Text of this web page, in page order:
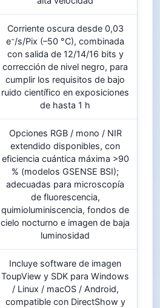
Corriente oscura desde 0,03
e⁻/s/Pix (–50 °C), combinada
con salida de 12/14/16 bits y
corrección de nivel negro, para
cumplir los requisitos de bajo
ruido científico en exposiciones
de hasta 1 h
Opciones RGB / mono / NIR
extendido disponibles, con
eficiencia cuántica máxima >90
% (modelos GSENSE BSI);
adecuadas para microscopía
de fluorescencia,
quimioluminiscencia, fondos de
cielo nocturno e imagen de baja
luminosidad
Incluye software de imagen
ToupView y SDK para Windows
/ Linux / macOS / Android,
compatible con DirectShow y